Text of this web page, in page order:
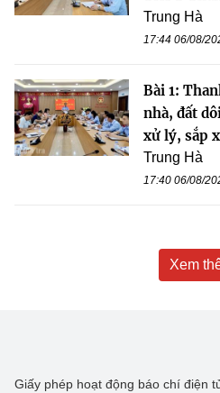
Trung Hà
17:44 06/08/
Bài 1:
nhà, đất
xử lý, sắp
Trung Hà
17:40 06/08/
Xem
Giấy phép hoạt động báo chí điện